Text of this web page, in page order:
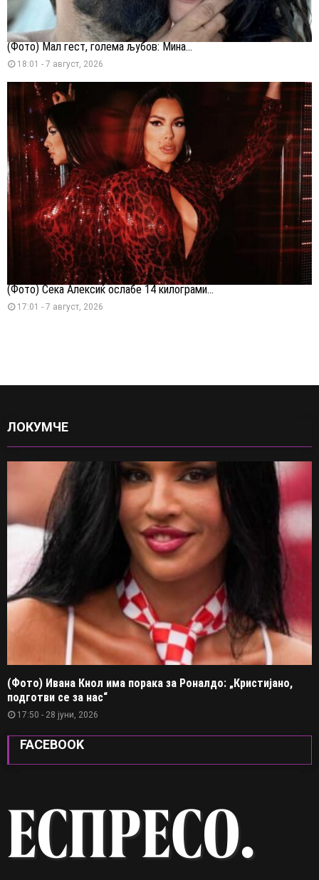
(Фото) Мал гест, голема љубов: Мина...
18:01 - 7 август, 2026
(Фото) Сека Алексиќ ослабе 14 килограми...
17:01 - 7 август, 2026
ЛОКУМЧЕ
(Фото) Ивана Кнол има порака за Роналдо: „Кристијано,
подготви се за нас“
17:50 - 28 јуни, 2026
FACEBOOK